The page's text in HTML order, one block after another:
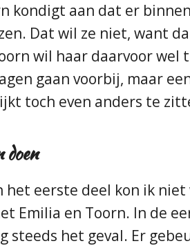
kondigt aan dat er
Dat wil ze niet, want
wil haar daarvoor
gaan voorbij, maar
toch even anders te
het eerste deel kon ik
Emilia en Toorn. In de
steeds het geval. Er